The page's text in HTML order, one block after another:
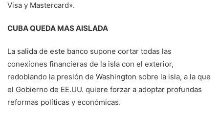
Visa y Mastercard».
CUBA QUEDA MAS AISLADA
La salida de este banco supone cortar todas las
conexiones financieras de la isla con el exterior,
redoblando la presión de Washington sobre la isla, a la que
el Gobierno de EE.UU. quiere forzar a adoptar profundas
reformas políticas y económicas.